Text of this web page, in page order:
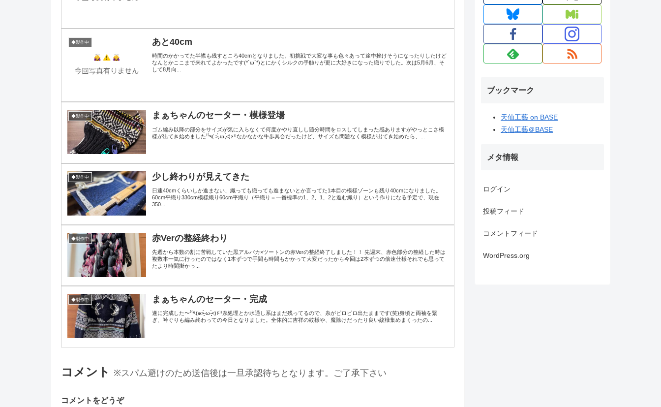
◆製作中 あと40cm
時間のかかってた半襟も残すところ40cmとなりました。初挑戦で大変な事も色々あって途中挫けそうになったりしたけど
なんとかここまで来れてよかったです(*´ω`*)とにかくシルクの手触りが更に大好きになった織りでした。次は5月6月、そ
して8月向...
◆製作中 まぁちゃんのセーター・模様登場
ゴム編み以降の部分をサイズが気に入らなくて何度かやり直しし随分時間をロスしてしまった感ありますがやっとこさ模
様が出てき始めました‎‎⁽⁽٩( ˃̶͈̀ ω ˂̶͈́)۶⁾⁾なかなかな牛歩具合だったけど、サイズも問題なく模様が出てき始めたら、...
◆製作中 少し終わりが見えてきた
日速40cmくらいしか進まない、織っても織っても進まないとか言ってた1本目の模様ゾーンも残り40cmになりました。
60cm平織り330cm模様織り60cm平織り（平織り＝一番標準の1、2、1、2と進む織り）という作りになる予定で、現在
350...
◆製作中 赤Verの整経終わり
先週から本数の割に苦戦していた黒アルパカ×ツートンの赤Verの整経終了しました！！ 先週末、赤色部分の整経した時は
複数本一気に行ったのではなく1本ずつで手間も時間もかかって大変だったから今回は2本ずつの倍速仕様それでも思って
たより時間掛かっ...
◆製作中 まぁちゃんのセーター・完成
遂に完成した〜‎⁽⁽٩(๑˃̶͈̀ ω ˂̶͈́)۶⁾⁾糸処理とか水通し系はまだ残ってるので、糸がピロピロ出たままです(笑)身頃と両袖を繋
ぎ、衿ぐりも編み終わっての今日となりました。全体的に吉祥の紋様や、魔除けだったり良い紋様集めまくったの...
コメント ※スパム避けのため送信後は一旦承認待ちとなります。ご了承下さい
コメントをどうぞ
ブックマーク
天仙工藝 on BASE
天仙工藝＠BASE
メタ情報
ログイン
投稿フィード
コメントフィード
WordPress.org